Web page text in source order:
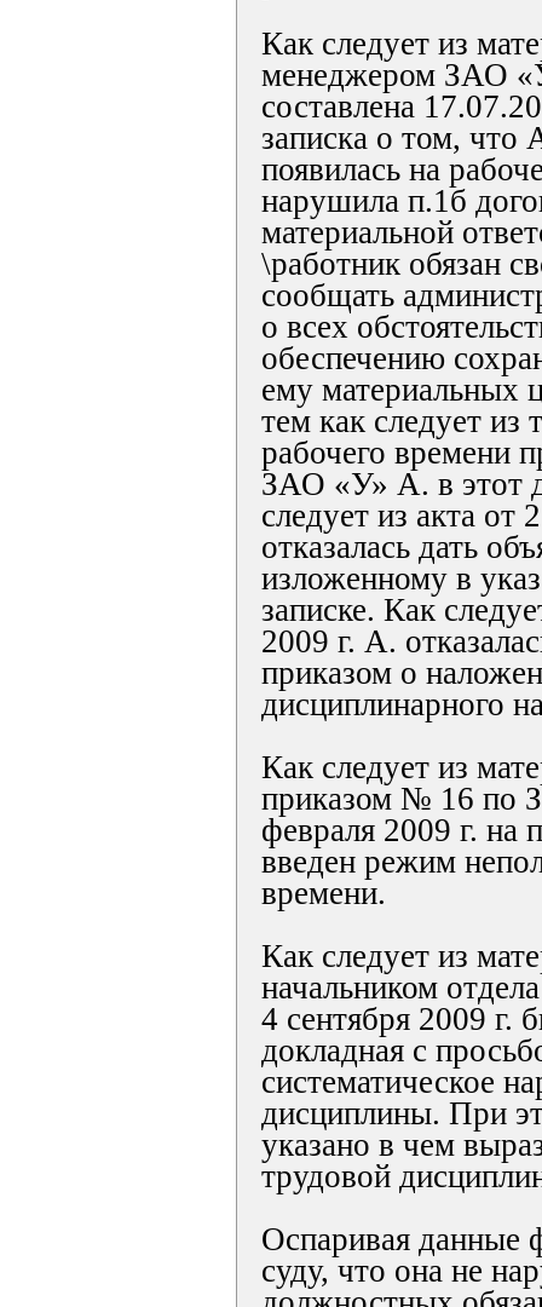
Как следует из
менеджером ЗАО
составлена
записка о том, что
появилась на
нарушила п.1б
материальной
\работник обязан
сообщать
о всех
обеспечению
ему материальных
тем как следует из
рабочего времени
ЗАО «У» А. в этот
следует из акта от
отказалась дать
изложенному в
записке. Как
2009 г. А.
приказом о
дисциплинарного
Как следует из
приказом № 16 по
февраля 2009 г. на
введен режим
времени.
Как следует из
начальником
4 сентября 2009 г.
докладная с
систематическое
дисциплины. При
указано в чем
трудовой
Оспаривая данные
суду, что она не